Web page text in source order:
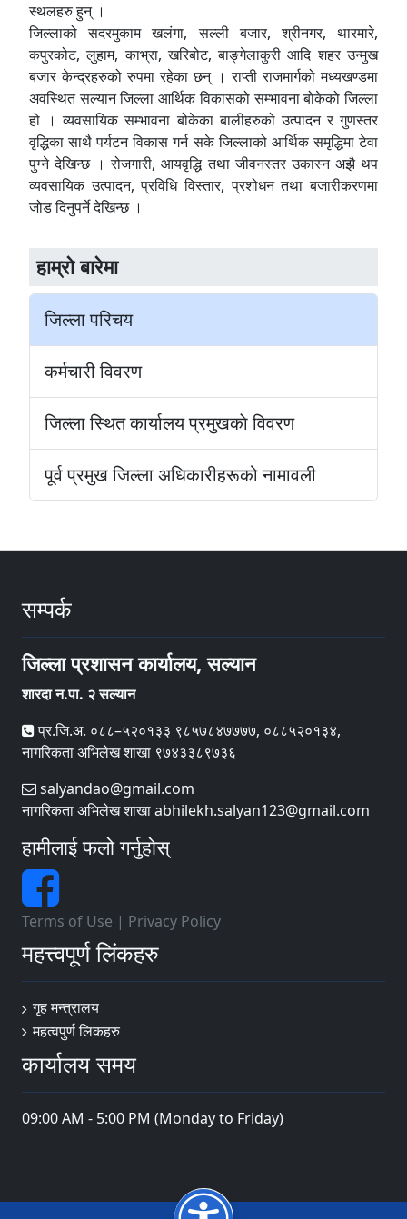
हाम्राे बारेमा
जिल्ला परिचय
कर्मचारी विवरण
जिल्ला स्थित कार्यालय प्रमुखकाे विवरण
पूर्व प्रमुख जिल्ला अधिकारीहरूको नामावली
स्थलहरु हुन् ।
जिल्लाको सदरमुकाम खलंगा, सल्ली बजार, श्रीनगर, थारमारे,
कपुरकोट, लुहाम, काभ्रा, खरिबोट, बाङ्गेलाकुरी आदि शहर उन्मुख
बजार केन्द्रहरुको रुपमा रहेका छन् । राप्ती राजमार्गको मध्यखण्डमा
अवस्थित सल्यान जिल्ला आर्थिक विकासको सम्भावना बोकेको जिल्ला
हो । व्यवसायिक सम्भावना बोकेका बालीहरुको उत्पादन र गुणस्तर
वृद्धिका साथै पर्यटन विकास गर्न सके जिल्लाको आर्थिक समृद्धिमा टेवा
पुग्ने देखिन्छ । रोजगारी, आयवृद्धि तथा जीवनस्तर उकास्न अझै थप
व्यवसायिक उत्पादन, प्रविधि विस्तार, प्रशोधन तथा बजारीकरणमा
जोड दिनुपर्ने देखिन्छ ।
सम्पर्क
जिल्ला प्रशासन कार्यालय, सल्यान
शारदा न.पा. २ सल्यान
प्र.जि.अ. ०८८–५२०१३३ ९८५७८४७७७७, ०८८५२०१३४,
नागरिकता अभिलेख शाखा ९७४३३८९७३६
salyandao@gmail.com
नागरिकता अभिलेख शाखा abhilekh.salyan123@gmail.com
हामीलाई फलो गर्नुहोस्
Terms of Use | Privacy Policy
महत्त्वपूर्ण लिंकहरु
गृह मन्त्रालय
महत्वपुर्ण लि‌कहरु
कार्यालय समय
09:00 AM - 5:00 PM (Monday to Friday)